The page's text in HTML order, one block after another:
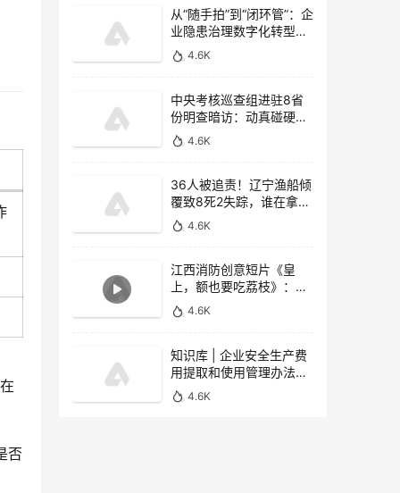
否
从“随手拍”到“闭环管”：企
业隐患治理数字化转型的
四个关键
4.6K
中央考核巡查组进驻8省
份明查暗访：动真碰硬，
重拳惩治非法违法行为
4.6K
36人被追责！辽宁渔船倾
覆致8死2失踪，谁在拿生
命当儿戏？
4.6K
江西消防创意短片《皇
上，额也要吃荔枝》：5
天6000万播放！口诀“一
甩两接拧到底”
4.6K
知识库 | 企业安全生产费
用提取和使用管理办法
（2026版）核心解读
4.6K